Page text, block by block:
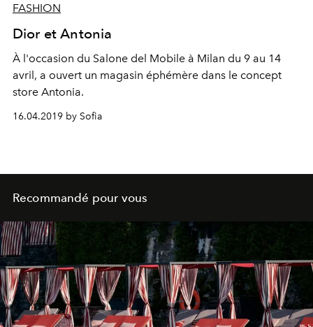
FASHION
Dior et Antonia
À l'occasion du Salone del Mobile à Milan du 9 au 14
avril, a ouvert un magasin éphémère dans le concept
store Antonia.
16.04.2019 by Sofia
Recommandé pour vous